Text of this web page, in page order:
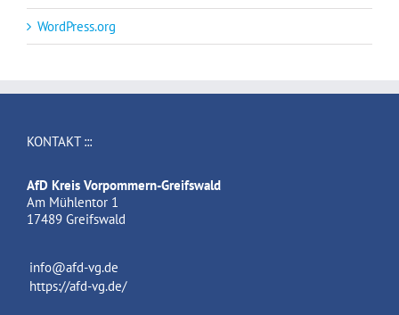
WordPress.org
KONTAKT :::
AfD Kreis Vorpommern-Greifswald
Am Mühlentor 1
17489 Greifswald
info@afd-vg.de
https://afd-vg.de/